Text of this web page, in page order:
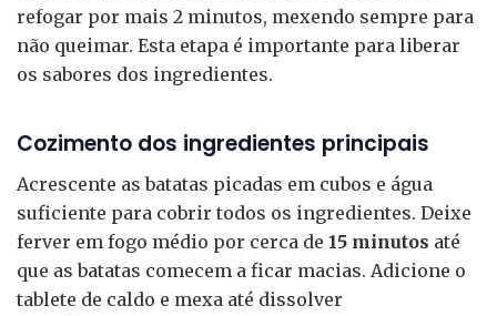
refogar por mais 2 minutos, mexendo sempre para
não queimar. Esta etapa é importante para liberar
os sabores dos ingredientes.
Cozimento dos ingredientes principais
Acrescente as batatas picadas em cubos e água
suficiente para cobrir todos os ingredientes. Deixe
ferver em fogo médio por cerca de 15 minutos até
que as batatas comecem a ficar macias. Adicione o
tablete de caldo e mexa até dissolver